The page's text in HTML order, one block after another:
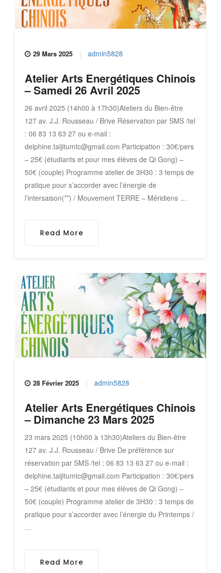
29 Mars 2025 admin5828
Atelier Arts Energétiques Chinois
– Samedi 26 Avril 2025
26 avril 2025 (14h00 à 17h30)Ateliers du Bien-être
127 av. J.J. Rousseau / Brive Réservation par SMS /tel
: 06 83 13 63 27 ou e-mail :
delphine.taijitumtc@gmail.com Participation : 30€/pers
– 25€ (étudiants et pour mes élèves de Qi Gong) –
50€ (couple) Programme atelier de 3H30 : 3 temps de
pratique pour s’accorder avec l’énergie de
l’intersaison(**) / Mouvement TERRE – Méridiens …
Read More
28 Février 2025 admin5828
Atelier Arts Energétiques Chinois
– Dimanche 23 Mars 2025
23 mars 2025 (10h00 à 13h30)Ateliers du Bien-être
127 av. J.J. Rousseau / Brive De préférence sur
réservation par SMS /tel : 06 83 13 63 27 ou e-mail :
delphine.taijitumtc@gmail.com Participation : 30€/pers
– 25€ (étudiants et pour mes élèves de Qi Gong) –
50€ (couple) Programme atelier de 3H30 : 3 temps de
pratique pour s’accorder avec l’énergie du Printemps /
…
Read More